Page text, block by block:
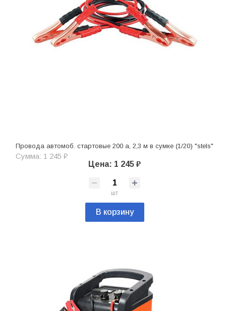
Провода автомоб. стартовые 200 а, 2,3 м в сумке (1/20) "stels"
Сумма: 1 245 ₽
Цена: 1 245 ₽
шт
В корзину